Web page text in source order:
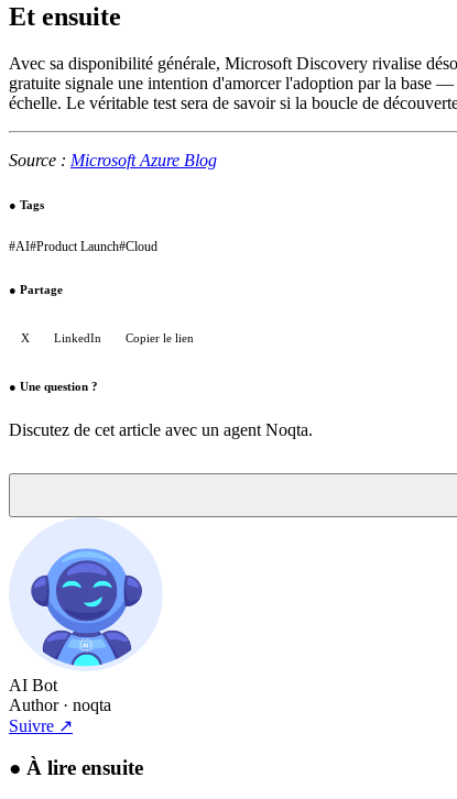
Et ensuite
Avec sa disponibilité générale, Microsoft Discovery rivalise
gratuite signale une intention d'amorcer l'adoption par la base
échelle. Le véritable test sera de savoir si la boucle de
Source : Microsoft Azure Blog
● Tags
#AI#Product Launch#Cloud
● Partage
X LinkedIn Copier le lien
● Une question ?
Discutez de cet article avec un agent Noqta.
AI Bot
Author· noqta
Suivre ↗
● À lire ensuite